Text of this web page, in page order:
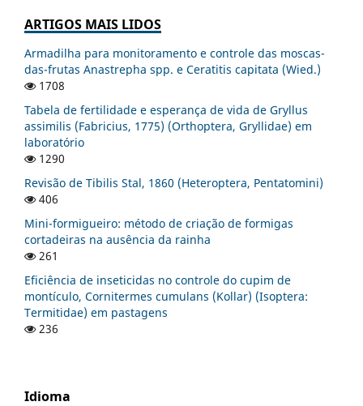
ARTIGOS MAIS LIDOS
Armadilha para monitoramento e controle das moscas-
das-frutas Anastrepha spp. e Ceratitis capitata (Wied.)
1708
Tabela de fertilidade e esperança de vida de Gryllus
assimilis (Fabricius, 1775) (Orthoptera, Gryllidae) em
laboratório
1290
Revisão de Tibilis Stal, 1860 (Heteroptera, Pentatomini)
406
Mini-formigueiro: método de criação de formigas
cortadeiras na ausência da rainha
261
Eficiência de inseticidas no controle do cupim de
montículo, Cornitermes cumulans (Kollar) (Isoptera:
Termitidae) em pastagens
236
Idioma